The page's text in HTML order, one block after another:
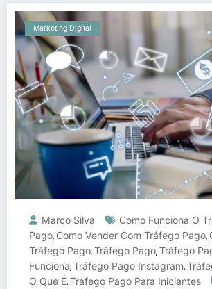
Marketing Digital
Marco Silva
Como Funciona O
Pago, Como Vender Com Tráfego Pago,
Tráfego Pago,Tráfego Pago,Tráfego
Funciona,Tráfego Pago Instagram,
O Que É,Tráfego Pago Para Iniciantes